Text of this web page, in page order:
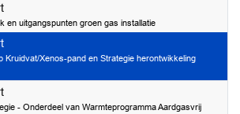
2025
en uitgangspunten groen gas installatie
2025
Kruidvat/Xenos-pand en Strategie herontwikkeling
2025
- Onderdeel van Warmteprogramma Aardgasvrij